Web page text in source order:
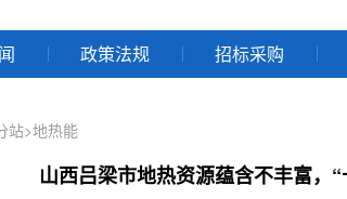
政策法规 招标采购
站>地热能
山西吕梁市地热资源蕴含不丰富，